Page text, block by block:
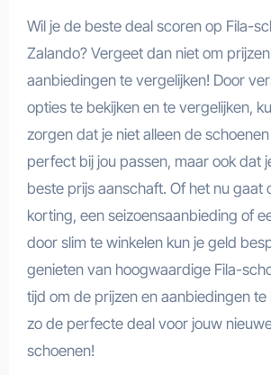
Wil je de beste deal scoren op Fila-
Zalando? Vergeet dan niet om
aanbiedingen te vergelijken! Door
opties te bekijken en te vergelijken,
zorgen dat je niet alleen de
perfect bij jou passen, maar ook dat
beste prijs aanschaft. Of het nu gaat
korting, een seizoensaanbieding of
door slim te winkelen kun je geld
genieten van hoogwaardige Fila-
tijd om de prijzen en aanbiedingen te
zo de perfecte deal voor jouw
schoenen!